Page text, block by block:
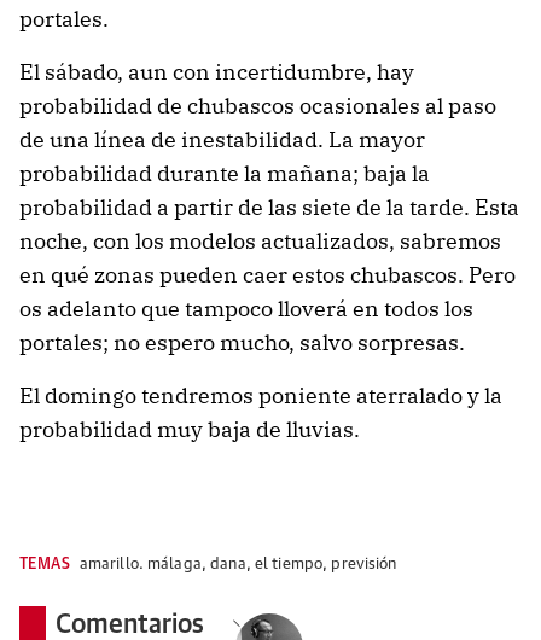
portales.
El sábado, aun con incertidumbre, hay
probabilidad de chubascos ocasionales al paso
de una línea de inestabilidad. La mayor
probabilidad durante la mañana; baja la
probabilidad a partir de las siete de la tarde. Esta
noche, con los modelos actualizados, sabremos
en qué zonas pueden caer estos chubascos. Pero
os adelanto que tampoco lloverá en todos los
portales; no espero mucho, salvo sorpresas.
El domingo tendremos poniente aterralado y la
probabilidad muy baja de lluvias.
TEMAS amarillo. málaga,dana, el tiempo, previsión
Comentarios